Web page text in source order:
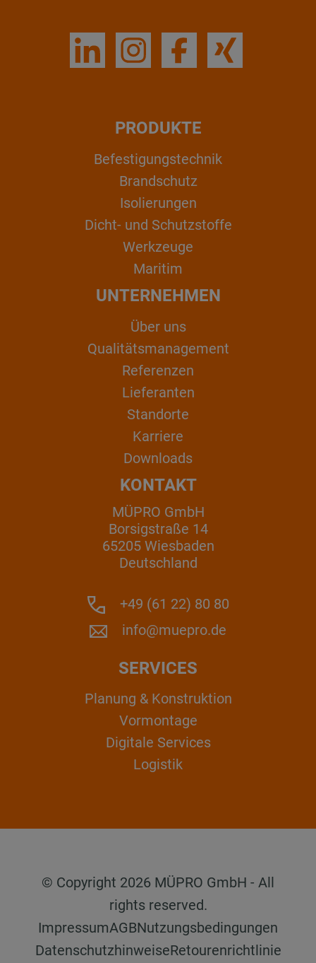
PRODUKTE
Befestigungstechnik
Brandschutz
Isolierungen
Dicht- und Schutzstoffe
Werkzeuge
Maritim
UNTERNEHMEN
Über uns
Qualitätsmanagement
Referenzen
Lieferanten
Standorte
Karriere
Downloads
KONTAKT
MÜPRO GmbH
Borsigstraße 14
65205 Wiesbaden
Deutschland
+49 (61 22) 80 80
info@muepro.de
SERVICES
Planung & Konstruktion
Vormontage
Digitale Services
Logistik
© Copyright 2026 MÜPRO GmbH - All
rights reserved.
ImpressumAGBNutzungsbedingungen
DatenschutzhinweiseRetourenrichtlinie